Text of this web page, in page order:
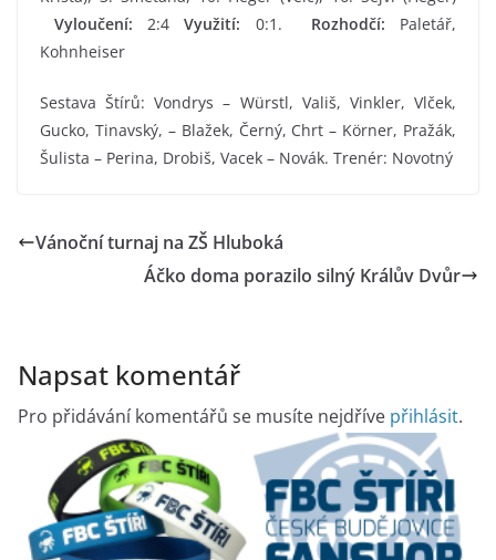
Vyloučení: 2:4Využití: 0:1. Rozhodčí: Paletář,
Kohnheiser
Sestava Štírů: Vondrys – Würstl, Vališ, Vinkler, Vlček,
Gucko, Tinavský, – Blažek, Černý, Chrt – Körner, Pražák,
Šulista – Perina, Drobiš, Vacek – Novák. Trenér: Novotný
Vánoční turnaj na ZŠ Hluboká
Áčko doma porazilo silný Králův Dvůr
Napsat komentář
Pro přidávání komentářů se musíte nejdříve přihlásit.